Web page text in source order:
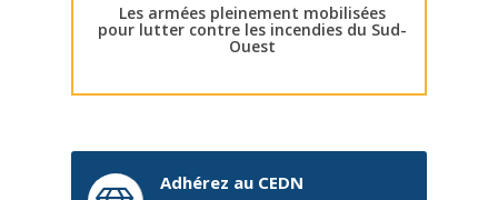
Les armées pleinement mobilisées
pour lutter contre les incendies du Sud-
Ouest
Adhérez au CEDN